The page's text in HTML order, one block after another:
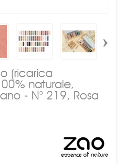
›
(ricarica
naturale,
- N° 219, Rosa